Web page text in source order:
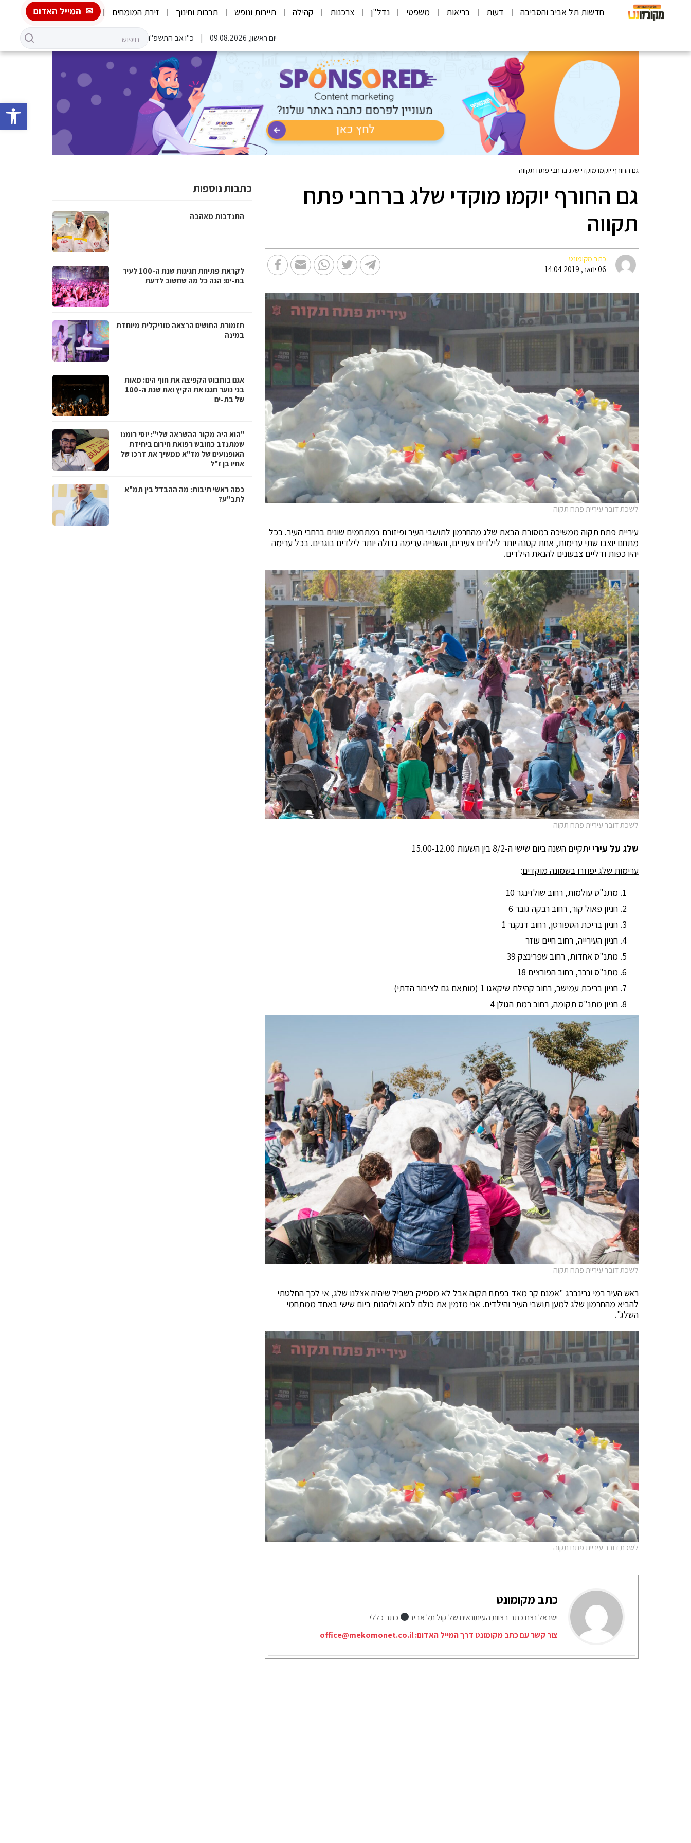
פתח
חדשות תל אביב והסביבה דעות בריאות משפטי נדל"ן צרכנות קהילה תיירות ונופש תרבות וחינוך זירת המומחים המייל האדום
יום ראשון, 09.08.2026 כ"ו אב התשפ"ו
גם החורף יוקמו מוקדי שלג ברחבי פתח תקווה
גם החורף יוקמו מוקדי שלג ברחבי פתח
תקווה
כתב מקומונט
06 ינואר, 2019 14:04
לשכת דובר עיריית פתח תקוה
עיריית פתח תקוה ממשיכה במסורת הבאת שלג מהחרמון לתושבי העיר ופיזורם במתחמים שונים ברחבי העיר. בכל
מתחם יוצבו שתי ערימות, אחת קטנה יותר לילדים צעירים, והשנייה ערימה גדולה יותר לילדים בוגרים. בכל ערימה
יהיו כפות ודליים צבעונים להנאת הילדים.
לשכת דובר עיריית פתח תקוה
שלג על עירייתקיים השנה ביום שישי ה-8/2 בין השעות 15.00-12.00
ערימות שלג יפוזרו בשמונה מוקדים:
מתנ"ס עולמות, רחוב שולזינגר 10
חניון פאול קור, רחוב רבקה גובר 6
חניון בריכת הספורטן, רחוב דנקנר 1
חניון העירייה, רחוב חיים עוזר
מתנ"ס אחדות, רחוב שפרינצק 39
מתנ"ס ורבר, רחוב הפורצים 18
חניון בריכת עמישב, רחוב קהילת שיקאגו 1 (מותאם גם לציבור הדתי)
חניון מתנ"ס תקומה, רחוב רמת הגולן 4
לשכת דובר עיריית פתח תקוה
ראש העיר רמי גרינברג "אמנם קר מאד בפתח תקוה אבל לא מספיק בשביל שיהיה אצלנו שלג, אי לכך החלטתי
להביא מהחרמון שלג למען תושבי העיר והילדים. אני מזמין את כולם לבוא וליהנות ביום שישי באחד ממתחמי
השלג".
לשכת דובר עיריית פתח תקוה
כתב מקומונט
ישראל נצח כתב בצוות העיתונאים של קול תל אביב
כתב כללי
צור קשר עם כתב מקומונט דרך המייל האדום:office@mekomonet.co.il
כתבות נוספות
התנדבות מאהבה
לקראת פתיחת חגיגות שנת ה-100 לעיר
בת-ים: הנה כל מה שחשוב לדעת
תזמורת החושים הרצאה מוזיקלית מיוחדת
במינה
אגם בוחבוט הקפיצה את חוף הים: מאות
בני נוער חגגו את הקיץ ואת שנת ה-100
של בת-ים
"הוא היה מקור ההשראה שלי": יוסי רומנו
שמתנדב כחובש רפואת חירום ביחידת
האופנועים של מד"א ממשיך את דרכו של
אחיו בן ז"ל
כמה ראשי תיבות: מה ההבדל בין תמ"א
לתב"ע?